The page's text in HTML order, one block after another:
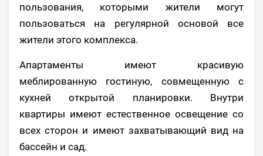
пользования, которыми жители могут
пользоваться на регулярной основой все
жители этого комплекса.
Апартаменты имеют красивую
меблированную гостиную, совмещенную с
кухней открытой планировки. Внутри
квартиры имеют естественное освещение со
всех сторон и имеют захватывающий вид на
бассейн и сад.